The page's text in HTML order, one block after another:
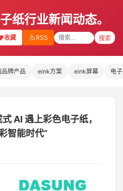
纸行业新闻动态。
收藏 RSS 搜索
品牌产品 eink方案 eink屏幕 电
AI 遇上彩色电子纸，
智能时代”